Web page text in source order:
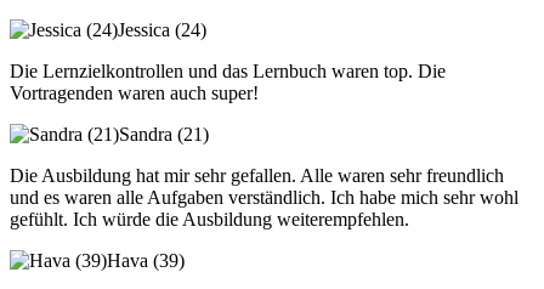
Jessica (24)
Die Lernzielkontrollen und das Lernbuch waren top. Die
Vortragenden waren auch super!
Sandra (21)
Die Ausbildung hat mir sehr gefallen. Alle waren sehr freundlich
und es waren alle Aufgaben verständlich. Ich habe mich sehr wohl
gefühlt. Ich würde die Ausbildung weiterempfehlen.
Hava (39)